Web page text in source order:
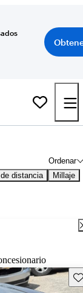
Ordenar
distancia Millaje